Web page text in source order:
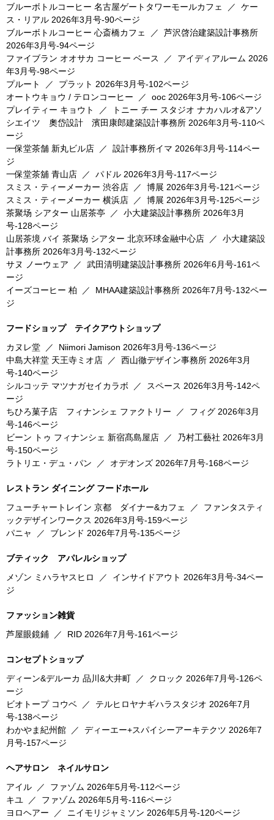
ブルーボトルコーヒー 名古屋ゲートタワーモールカフェ
／ ケー
ス・リアル 2026年3月号-90ページ
ブルーボトルコーヒー 心斎橋カフェ
／ 芦沢啓治建築設計事務所
2026年3月号-94ページ
ファイブラン オオサカ コーヒー ベース
／ アイディアルーム 2026
年3月号-98ページ
プルート
／ プラット 2026年3月号-102ページ
オートウキョウ / テロンコーヒー ／ ooc 2026年3月号-106ページ
プレイティー キョウト
／
トニー チー スタジオ ナカハルオ&アソ
シエイツ 奧岱設計 濱田康郎建築設計事務所 2026年3月号-110ペ
ージ
一保堂茶舗 新丸ビル店 ／ 設計事務所イマ 2026年3月号-114ペー
ジ
一保堂茶舖 青山店 ／ パドル 2026年3月号-117ページ
スミス・ティーメーカー 渋谷店 ／ 博展 2026年3月号-121ページ
スミス・ティーメーカー 横浜店 ／ 博展 2026年3月号-125ページ
茶聚场 シアター 山居茶亭 ／ 小大建築設計事務所 2026年3月
号-128ページ
山居茶境 バイ 茶聚场 シアター 北京环球金融中心店 ／ 小大建築設
計事務所 2026年3月号-132ページ
サヌ ノーウェア ／ 武田清明建築設計事務所 2026年6月号-161ペ
ージ
イーズコーヒー 柏 ／ MHAA建築設計事務所 2026年7月号-132ペー
ジ
フードショップ テイクアウトショップ
カヌレ堂 ／ Niimori Jamison 2026年3月号-136ページ
中島大祥堂 天王寺ミオ店 ／ 西山徹デザイン事務所 2026年3月
号-140ページ
シルコッテ マツナガセイカラボ ／ スペース 2026年3月号-142ペ
ージ
ちひろ菓子店 フィナンシェ ファクトリー ／ フィグ 2026年3月
号-146ページ
ビーン トゥ フィナンシェ 新宿髙島屋店 ／ 乃村工藝社 2026年3月
号-150ページ
ラトリエ・デュ・パン ／ オデオンズ 2026年7月号-168ページ
レストラン ダイニング フードホール
フューチャートレイン 京都 ダイナー&カフェ
／ ファンタスティ
ックデザインワークス 2026年3月号-159ページ
パニャ
／ ブレンド 2026年7月号-135ページ
ブティック アパレルショップ
メゾン ミハラヤスヒロ
／ インサイドアウト 2026年3月号-34ペー
ジ
ファッション雑貨
芦屋眼鏡鋪 ／ RID 2026年7月号-161ページ
コンセプトショップ
ディーン&デルーカ 品川&大井町 ／ クロック 2026年7月号-126ペ
ージ
ビオトープ コウベ ／ テルヒロヤナギハラスタジオ 2026年7月
号-138ページ
わかやま紀州館 ／ ディーエー+スパイシーアーキテクツ 2026年7
月号-157ページ
ヘアサロン ネイルサロン
アイル ／ ファゾム 2026年5月号-112ページ
キユ ／ ファゾム 2026年5月号-116ページ
ヨロヘアー ／ ニイモリジャミソン 2026年5月号-120ページ